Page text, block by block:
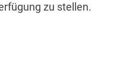
zu stellen.